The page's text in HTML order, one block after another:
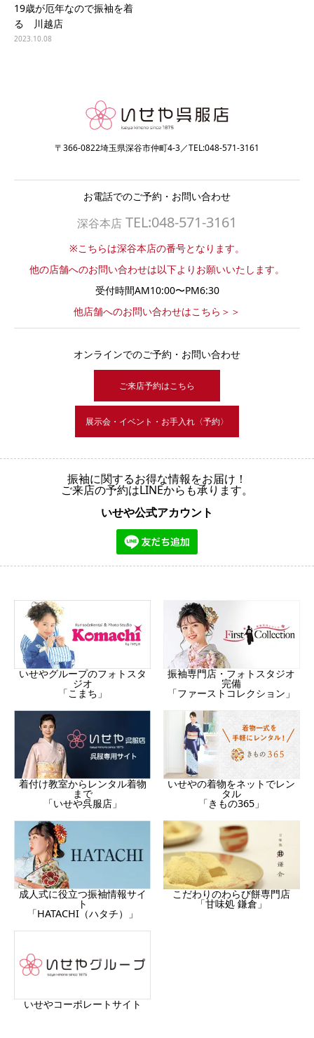
19歳が厄年なので振袖を着
る 川越店
2023.10.08
〒366-0822埼玉県深谷市仲町4-3／TEL:048-571-3161
お電話でのご予約・お問い合わせ
深谷本店 TEL:048-571-3161
※こちらは深谷本店の番号となります。
他の店舗へのお問い合わせは以下よりお願いいたします。
受付時間AM10:00〜PM6:30
他店舗へのお問い合わせはこちら＞＞
オンラインでのご予約・お問い合わせ
ご来店予約はこちら
展示会・イベント・お手入れ〈予約〉
振袖に関するお得な情報をお届け！
ご来店の予約はLINEからも承ります。
いせや公式アカウント
いせやグループのフォトスタ
ジオ
「こまち」
振袖専門店・フォトスタジオ
完備
「ファーストコレクション」
着付け教室からレンタル着物
まで
「いせや呉服店」
いせやの着物をネットでレン
タル
「きもの365」
成人式に役立つ振袖情報サイ
ト
「HATACHI（ハタチ）」
こだわりのわらび餅専門店
「甘味処 鎌倉」
いせやコーポレートサイト